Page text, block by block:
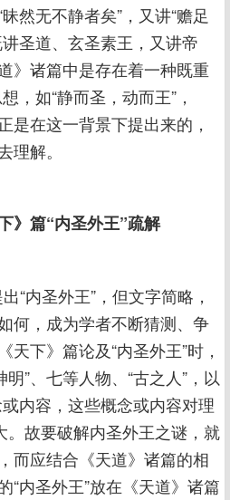
然无不静者矣”，又讲“赡足
圣道、玄圣素王，又讲帝
》诸篇中是存在着一种既重
，如“静而圣，动而王”，
是在这一背景下提出来的，
理解。
》篇“内圣外王”疏解
“内圣外王”，但文字简略，
何，成为学者不断猜测、争
下》篇论及“内圣外王”时，
明”、七等人物、“古之人”，以
或内容，这些概念或内容对理
。故要破解内圣外王之谜，就
而应结合《天道》诸篇的相
“内圣外王”放在《天道》诸篇